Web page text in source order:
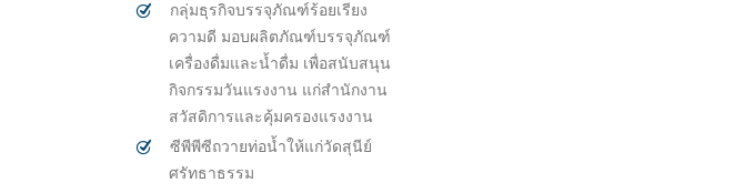
กลุ่มธุรกิจบรรจุภัณฑ์ร้อยเรียง
ความดี มอบผลิตภัณฑ์บรรจุภัณฑ์
เครื่องดื่มและน้ำดื่ม เพื่อสนับสนุน
กิจกรรมวันแรงงาน แก่สำนักงาน
สวัสดิการและคุ้มครองแรงงาน
ซีพีพีซีถวายท่อน้ำให้แก่วัดสุนีย์
ศรัทธาธรรม